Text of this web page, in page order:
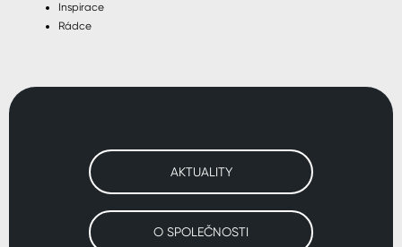
Inspirace
Rádce
AKTUALITY
O SPOLEČNOSTI